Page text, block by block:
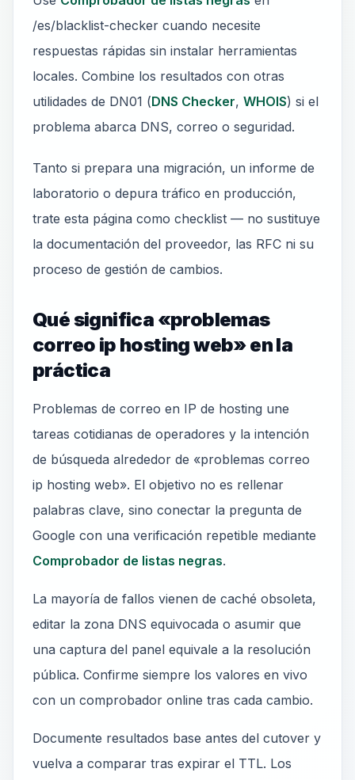
/es/blacklist-checker cuando necesite
respuestas rápidas sin instalar herramientas
locales. Combine los resultados con otras
utilidades de DN01 (DNS Checker, WHOIS) si el
problema abarca DNS, correo o seguridad.
Tanto si prepara una migración, un informe de
laboratorio o depura tráfico en producción,
trate esta página como checklist — no sustituye
la documentación del proveedor, las RFC ni su
proceso de gestión de cambios.
Qué significa «problemas
correo ip hosting web» en la
práctica
Problemas de correo en IP de hosting une
tareas cotidianas de operadores y la intención
de búsqueda alrededor de «problemas correo
ip hosting web». El objetivo no es rellenar
palabras clave, sino conectar la pregunta de
Google con una verificación repetible mediante
Comprobador de listas negras.
La mayoría de fallos vienen de caché obsoleta,
editar la zona DNS equivocada o asumir que
una captura del panel equivale a la resolución
pública. Confirme siempre los valores en vivo
con un comprobador online tras cada cambio.
Documente resultados base antes del cutover y
vuelva a comparar tras expirar el TTL. Los